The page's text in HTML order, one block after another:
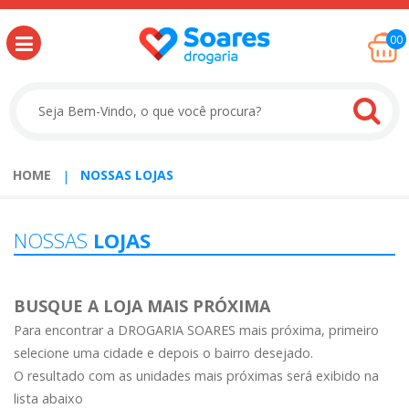
00
HOME NOSSAS LOJAS
NOSSAS LOJAS
BUSQUE A LOJA MAIS PRÓXIMA
Para encontrar a DROGARIA SOARES mais próxima, primeiro
selecione uma cidade e depois o bairro desejado.
O resultado com as unidades mais próximas será exibido na
lista abaixo